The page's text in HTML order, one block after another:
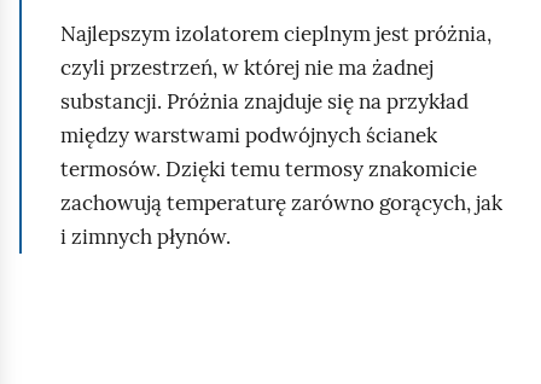
Najlepszym izolatorem cieplnym jest próżnia,
czyli przestrzeń, w której nie ma żadnej
substancji. Próżnia znajduje się na przykład
między warstwami podwójnych ścianek
termosów. Dzięki temu termosy znakomicie
zachowują temperaturę zarówno gorących, jak
i zimnych płynów.